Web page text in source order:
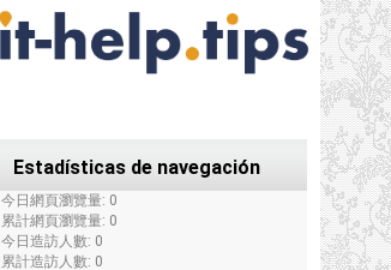
Estadísticas de navegación
今日網頁瀏覽量: 0
累計網頁瀏覽量: 0
今日造訪人數: 0
累計造訪人數: 0